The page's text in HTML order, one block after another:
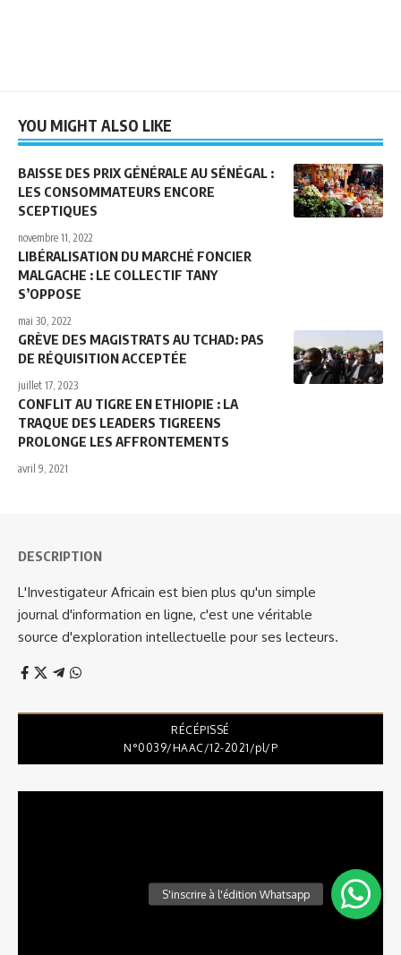
YOU MIGHT ALSO LIKE
BAISSE DES PRIX GÉNÉRALE AU SÉNÉGAL :
LES CONSOMMATEURS ENCORE
SCEPTIQUES
novembre 11, 2022
LIBÉRALISATION DU MARCHÉ FONCIER
MALGACHE : LE COLLECTIF TANY
S’OPPOSE
mai 30, 2022
GRÈVE DES MAGISTRATS AU TCHAD: PAS
DE RÉQUISITION ACCEPTÉE
juillet 17, 2023
CONFLIT AU TIGRE EN ETHIOPIE : LA
TRAQUE DES LEADERS TIGREENS
PROLONGE LES AFFRONTEMENTS
avril 9, 2021
DESCRIPTION
L'Investigateur Africain est bien plus qu'un simple
journal d'information en ligne, c'est une véritable
source d'exploration intellectuelle pour ses lecteurs.
RÉCÉPISSÉ
N°0039/HAAC/12-2021/pl/P